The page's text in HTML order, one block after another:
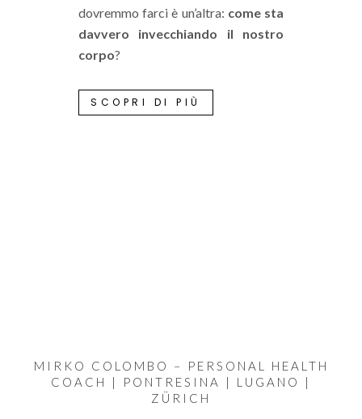
dovremmo farci è un’altra: come sta
davvero invecchiando il nostro
corpo?
SCOPRI DI PIÙ
MIRKO COLOMBO – PERSONAL HEALTH
COACH | PONTRESINA | LUGANO |
ZÜRICH